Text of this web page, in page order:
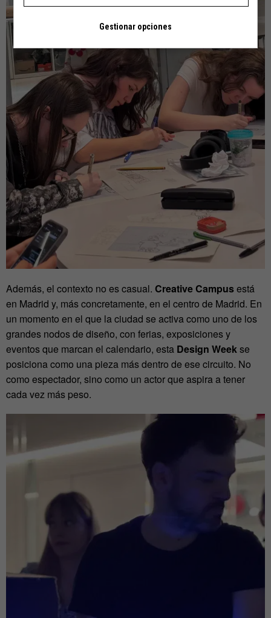
Además, el contexto no es casual. Creative Campusestá
en Madrid y, más concretamente, en el centro de Madrid. En
un momento en el que la ciudad se activa como uno de los
grandes nodos de diseño, con ferias, exposiciones y
eventos que marcan el calendario, esta Design Weekse
posiciona como una pieza más dentro de ese circuito. No
como espectador, sino como un actor que aspira a tener
cada vez más peso.
Gestionar opciones